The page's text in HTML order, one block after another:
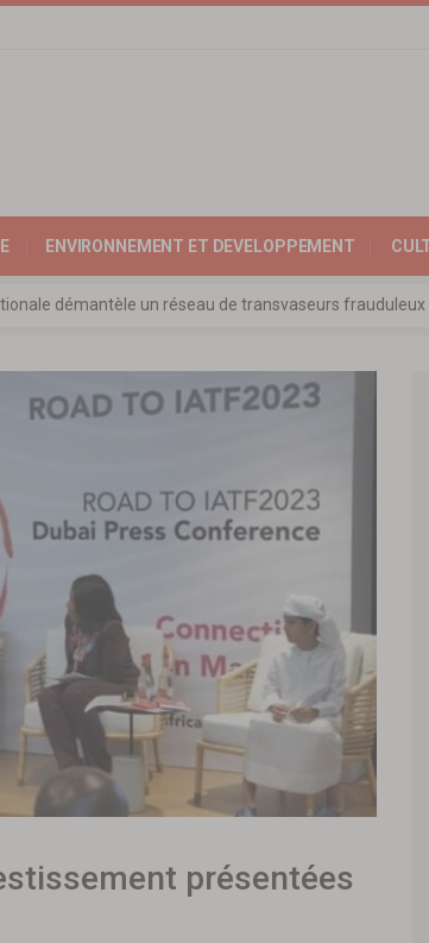
ENVIRONNEMENT ET DEVELOPPEMENT
démantèle un réseau de transvaseurs
loi adoptée à l’unanimité
chargés du Commerce de l’AES ravivent leurs
présentées